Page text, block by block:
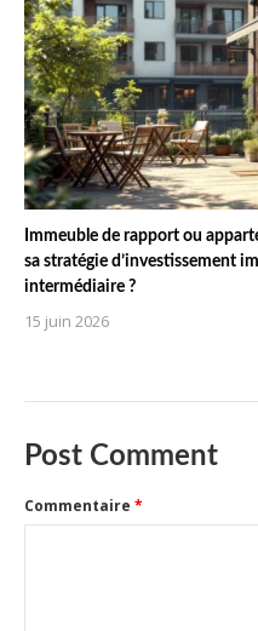
Immeuble de rapport ou
sa stratégie d’investissement
intermédiaire ?
15 juin 2026
Post Comment
Commentaire *